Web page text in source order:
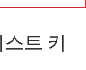
트 키